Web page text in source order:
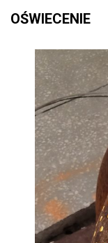
OŚWIECENIE